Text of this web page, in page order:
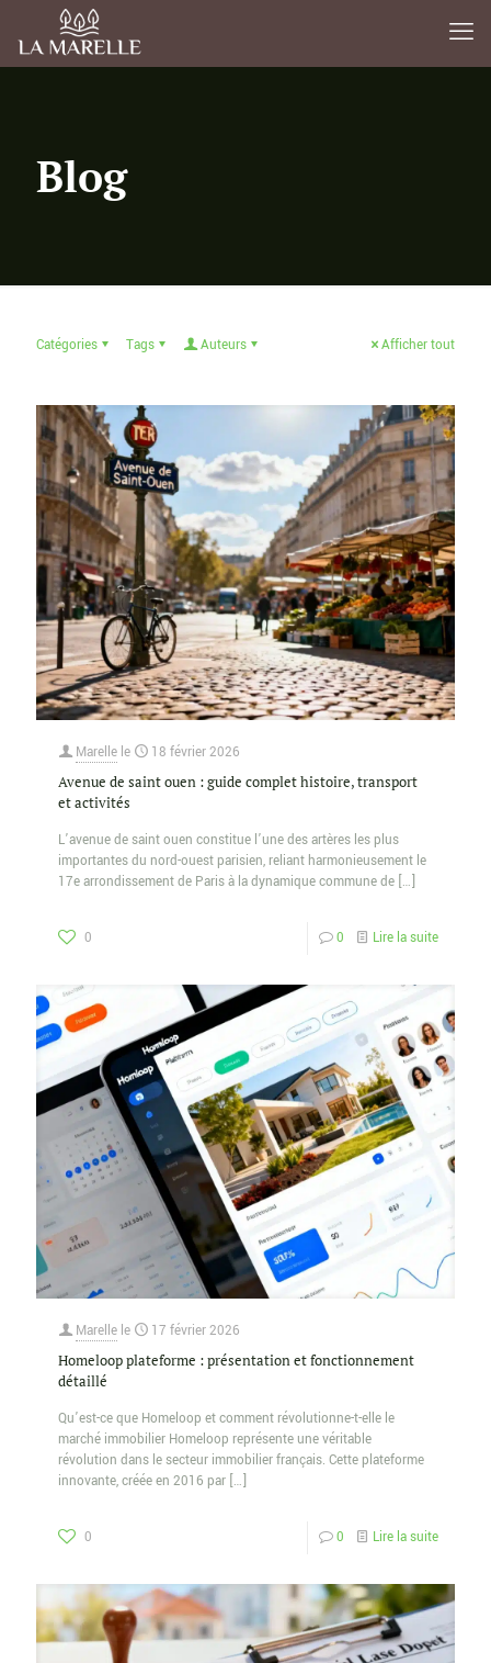
Blog
Catégories Tags Auteurs Afficher tout
Marelle le 18 février 2026
Avenue de saint ouen : guide complet histoire, transport
et activités
L’avenue de saint ouen constitue l’une des artères les plus
importantes du nord-ouest parisien, reliant harmonieusement le
17e arrondissement de Paris à la dynamique commune de […]
0 0 Lire la suite
Marelle le 17 février 2026
Homeloop plateforme : présentation et fonctionnement
détaillé
Qu’est-ce que Homeloop et comment révolutionne-t-elle le
marché immobilier Homeloop représente une véritable
révolution dans le secteur immobilier français. Cette plateforme
innovante, créée en 2016 par […]
0 0 Lire la suite